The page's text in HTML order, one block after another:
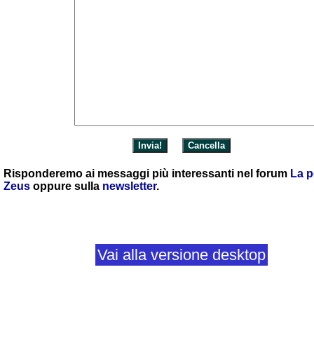
Risponderemo ai messaggi più interessanti nel forum La
Zeus oppure sulla newsletter.
Vai alla versione desktop